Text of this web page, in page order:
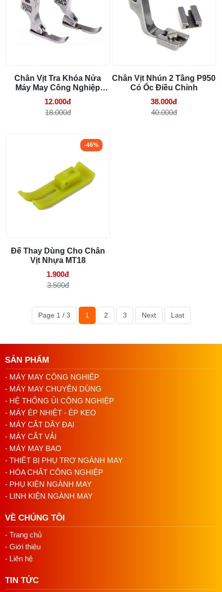
Cách lắp kim máy vắt sổ đúng chiều tránh
bỏ mũi
03/08/2026 10:22 AM
Chân Vịt Tra Khóa Nửa
Máy May Công Nghiệp
(P36N P36LN)
12.000đ
18.000đ
Chân Vịt Nhún 2 Tầng P950
Có Ốc Điều Chỉnh
38.000đ
40.000đ
Đế Thay Dùng Cho Chân
Vịt Nhựa MT18
1.900đ
3.500đ
-46%
Page 1 / 3 1 2 3 Next Last
SẢN PHẨM
- MÁY MAY CÔNG NGHIỆP
- MÁY MAY CHUYÊN DÙNG
- HỆ THỐNG ỦI CÔNG NGHIỆP
- MÁY ÉP NHIỆT - ÉP KEO
- MÁY CẮT DÂY ĐAI
- MÁY CẮT VẢI
- MÁY MAY BAO
- THIẾT BỊ PHỤ TRỢ NGÀNH MAY
- HÓA CHẤT CÔNG NGHIỆP
- PHỤ KIỆN NGÀNH MAY
- LINH KIỆN NGÀNH MAY
VỀ CHÚNG TÔI
- Trang chủ
- Giới thiệu
- Liên hệ
TIN TỨC